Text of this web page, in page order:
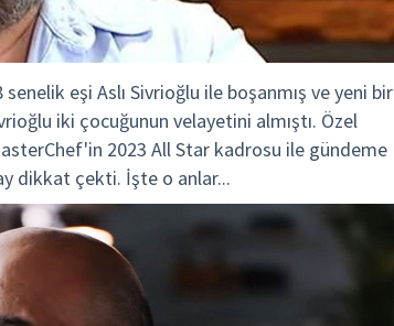
eşi Aslı Sivrioğlu ile boşanmış ve yeni bir
iki çocuğunun velayetini almıştı. Özel
2023 All Star kadrosu ile gündeme
dikkat çekti. İşte o anlar...